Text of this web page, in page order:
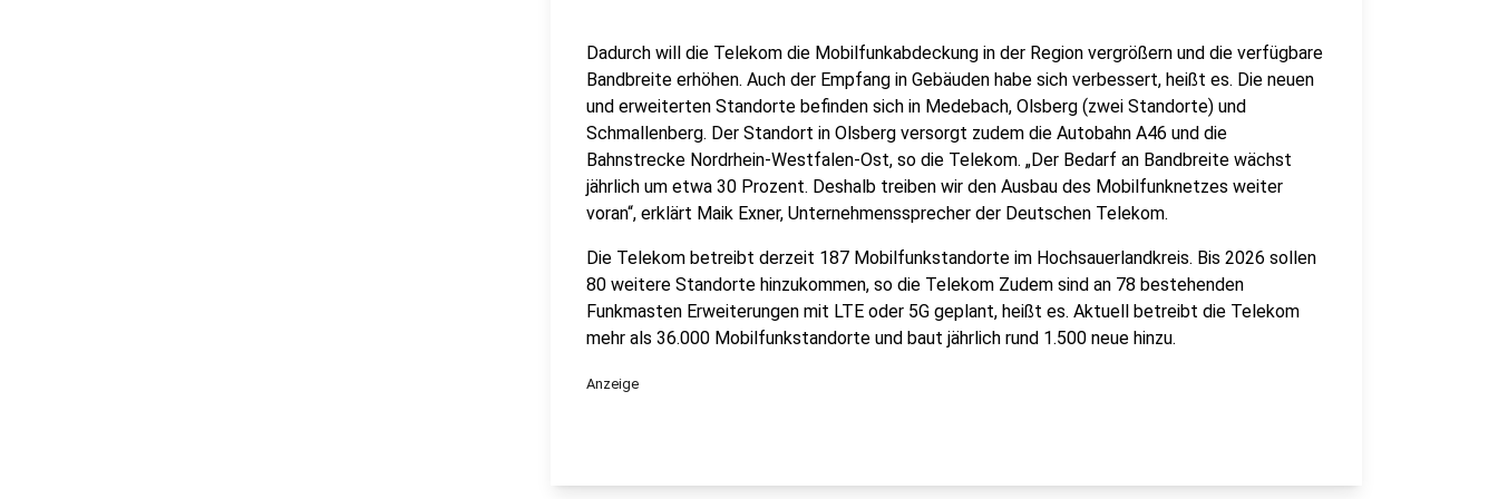
Dadurch will die Telekom die Mobilfunkabdeckung in der Region vergrößern und die verfügbare
Bandbreite erhöhen. Auch der Empfang in Gebäuden habe sich verbessert, heißt es. Die neuen
und erweiterten Standorte befinden sich in Medebach, Olsberg (zwei Standorte) und
Schmallenberg. Der Standort in Olsberg versorgt zudem die Autobahn A46 und die
Bahnstrecke Nordrhein-Westfalen-Ost, so die Telekom. „Der Bedarf an Bandbreite wächst
jährlich um etwa 30 Prozent. Deshalb treiben wir den Ausbau des Mobilfunknetzes weiter
voran“, erklärt Maik Exner, Unternehmenssprecher der Deutschen Telekom.
Die Telekom betreibt derzeit 187 Mobilfunkstandorte im Hochsauerlandkreis. Bis 2026 sollen
80 weitere Standorte hinzukommen, so die Telekom Zudem sind an 78 bestehenden
Funkmasten Erweiterungen mit LTE oder 5G geplant, heißt es. Aktuell betreibt die Telekom
mehr als 36.000 Mobilfunkstandorte und baut jährlich rund 1.500 neue hinzu.
Anzeige